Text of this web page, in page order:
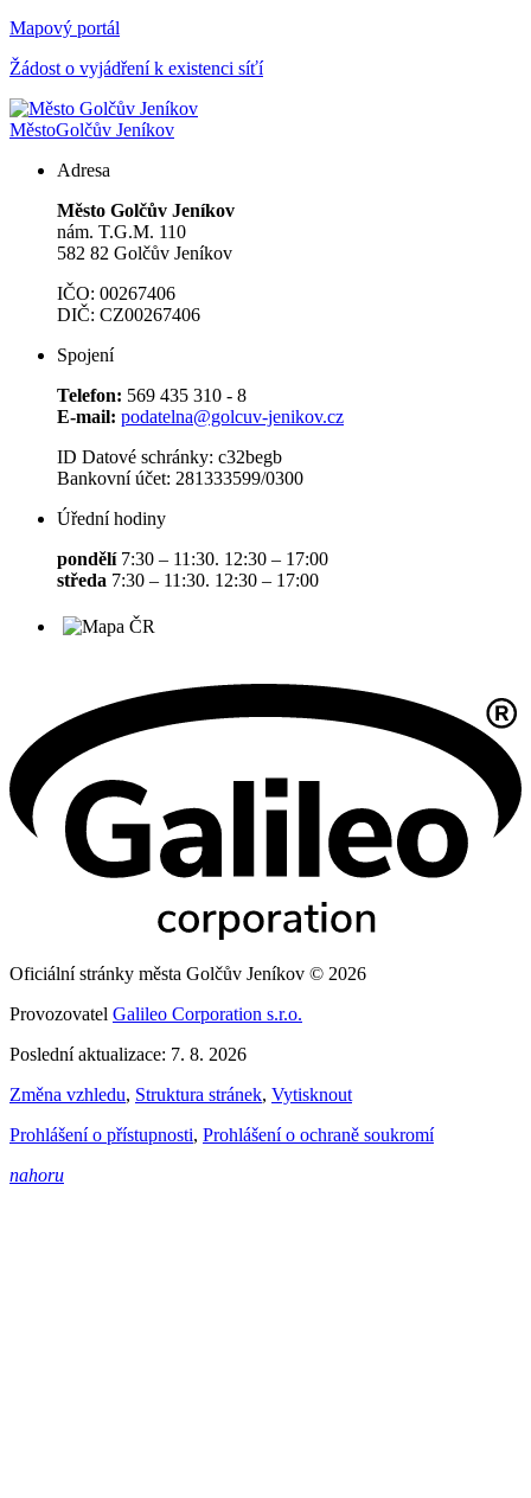
Mapový portál
Žádost o vyjádření k existenci síťí
MěstoGolčův Jeníkov
Adresa
Město Golčův Jeníkov
nám. T.G.M. 110
582 82 Golčův Jeníkov
IČO: 00267406
DIČ: CZ00267406
Spojení
Telefon: 569 435 310 - 8
E-mail: podatelna@golcuv-jenikov.cz
ID Datové schránky: c32begb
Bankovní účet: 281333599/0300
Úřední hodiny
pondělí7:30 – 11:30. 12:30 – 17:00
středa 7:30 – 11:30. 12:30 – 17:00
Oficiální stránky města Golčův Jeníkov © 2026
Provozovatel Galileo Corporation s.r.o.
Poslední aktualizace: 7. 8. 2026
Změna vzhledu, Struktura stránek, Vytisknout
Prohlášení o přístupnosti, Prohlášení o ochraně soukromí
nahoru